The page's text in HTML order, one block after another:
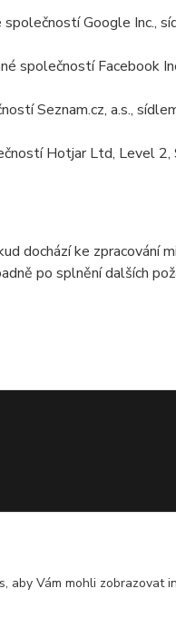
Google Inc.,
společností Facebook
Seznam.cz, a.s.,
Hotjar Ltd, Level 2,
dochází ke zpracování
po splnění dalších
aby Vám mohli zobrazovat